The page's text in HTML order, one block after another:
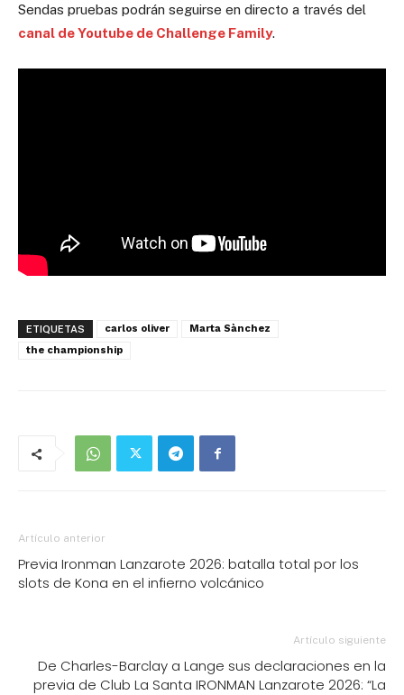
Sendas pruebas podrán seguirse en directo a través del
canal de Youtube de Challenge Family.
ETIQUETAS carlos oliver
Marta Sànchez
the championship
Artículo anterior
Previa Ironman Lanzarote 2026: batalla total por los
slots de Kona en el infierno volcánico
Artículo siguiente
De Charles-Barclay a Lange sus declaraciones en la
previa de Club La Santa IRONMAN Lanzarote 2026: “La